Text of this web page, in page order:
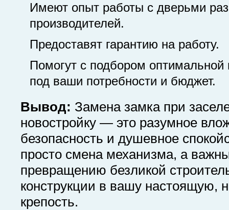
Имеют опыт работы с дверьми
производителей.
Предоставят гарантию на работу.
Помогут с подбором
под ваши потребности и бюджет.
Вывод: Замена замка при
новостройку — это разумное
безопасность и душевное
просто смена механизма, а
превращению безликой
конструкции в вашу настоящую,
крепость.